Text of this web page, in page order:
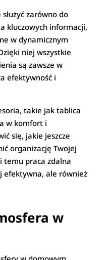
zarówno do
kluczowych informacji,
w dynamicznym
niej wszystkie
są zawsze w
efektywność i
takie jak tablica
w komfort i
się, jakie jeszcze
organizację Twojej
temu praca zdalna
efektywna, ale również
w